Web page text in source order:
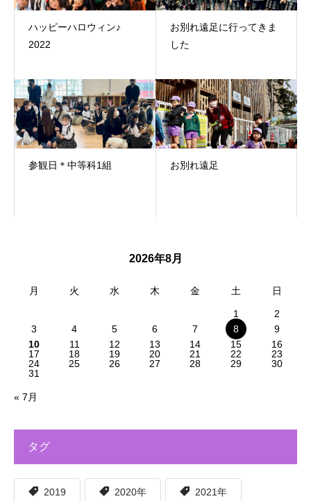
ハッピーハロウィン♪
2022
お別れ遠足に行ってきま
した
参観日＊中等科1組 お別れ遠足
2026年8月
月 火 水 木 金 土 日
1
2
3
4 5 6 7 8
9
10
11 12 13 14 15
16
17
18 19 20 21 22
23
24
25 26 27 28 29
30
31
« 7月
タグ
2019 2020年 2021年